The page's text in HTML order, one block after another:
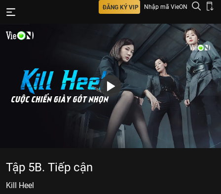
ĐĂNG KÝ VIP Nhập mã VieON
Tập 5B. Tiếp cận
Kill Heel